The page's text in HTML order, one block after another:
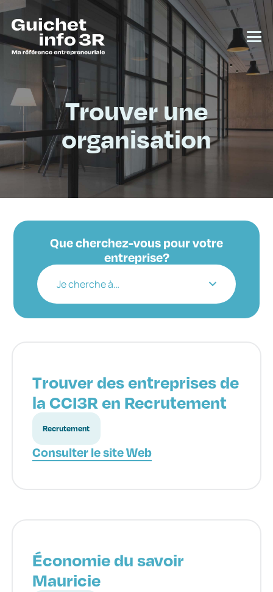
Trouver une
organisation
Que cherchez-vous pour votre
entreprise?
Je cherche à…
Trouver des entreprises de
la CCI3R en Recrutement
Recrutement
Consulter le site Web
Économie du savoir
Mauricie